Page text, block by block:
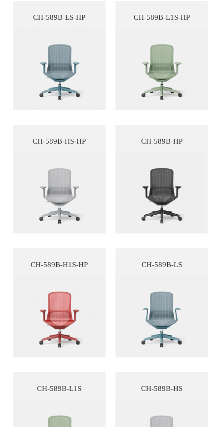
CH-589B-LS-HP CH-589B-L1S-HP
CH-589B-HS-HP CH-589B-HP
CH-589B-H1S-HP CH-589B-LS
CH-589B-L1S CH-589B-HS